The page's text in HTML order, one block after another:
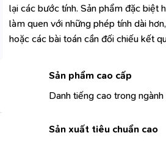
lại các bước tính. Sản phẩm đặc biệt
làm quen với những phép tính dài
hoặc các bài toán cần đối chiếu kết
Sản phẩm cao cấp
Danh tiếng cao trong ngành
Sản xuất tiêu chuẩn cao